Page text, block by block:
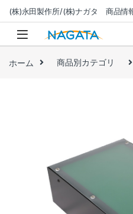
(株)永田製作所/(株)ナガタ 商品情
ホーム 商品別カテゴリ